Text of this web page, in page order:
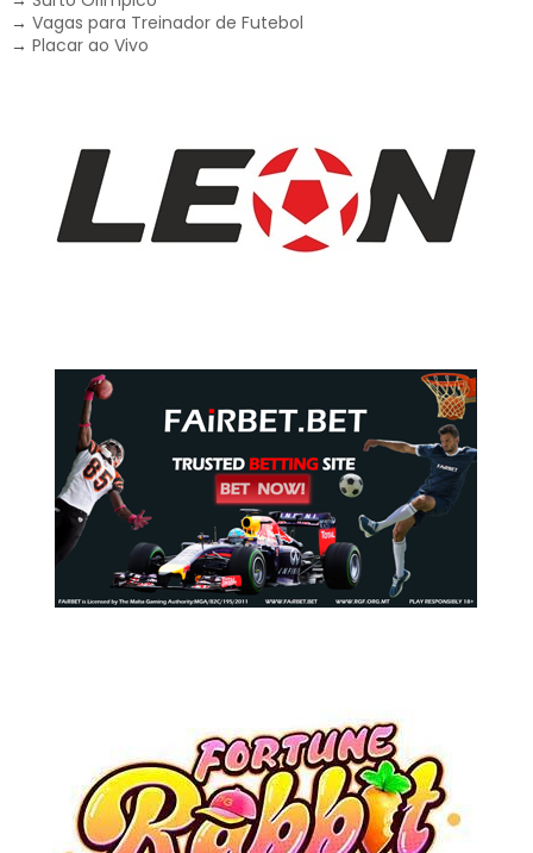
→ Vagas para Treinador de Futebol
→ Placar ao Vivo